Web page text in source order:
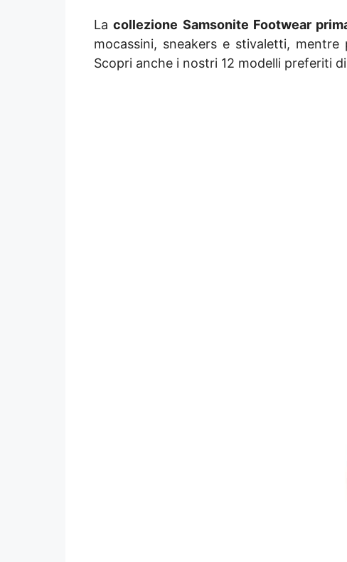
Lacollezione Samsonite Footwear
mocassini, sneakers e stivaletti,
Scopri anche i nostri 12 modelli preferiti di